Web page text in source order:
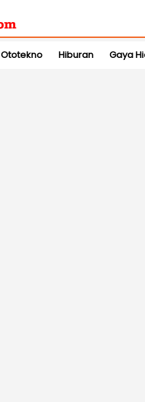
Ototekno Hiburan Gaya